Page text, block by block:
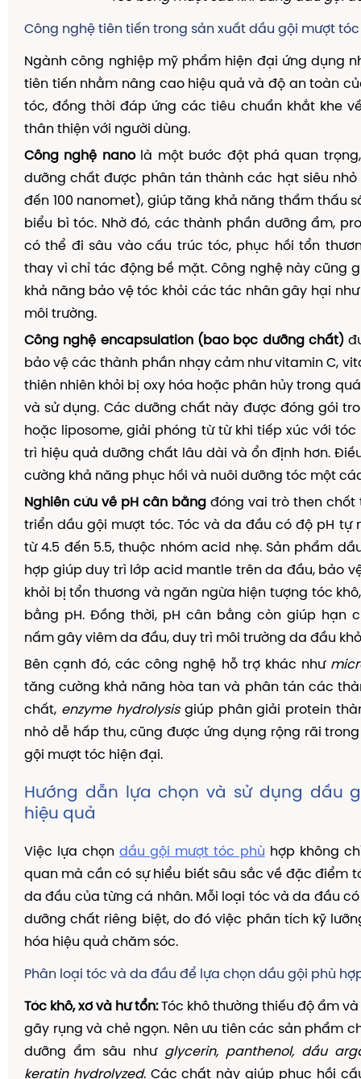
Công nghệ tiên tiến trong sản xuất dầu gội mượt tóc
Ngành công nghiệp mỹ phẩm hiện đại ứng dụng
tiên tiến nhằm nâng cao hiệu quả và độ an toàn
tóc, đồng thời đáp ứng các tiêu chuẩn khắt khe
thân thiện với người dùng.
Công nghệ nanolà một bước đột phá quan
dưỡng chất được phân tán thành các hạt siêu nhỏ
đến 100 nanomet), giúp tăng khả năng thẩm thấu
biểu bì tóc. Nhờ đó, các thành phần dưỡng ẩm,
có thể đi sâu vào cấu trúc tóc, phục hồi tổn
thay vì chỉ tác động bề mặt. Công nghệ này cũng
khả năng bảo vệ tóc khỏi các tác nhân gây hại như
môi trường.
Công nghệ encapsulation (bao bọc dưỡng chất)
bảo vệ các thành phần nhạy cảm như vitamin C,
thiên nhiên khỏi bị oxy hóa hoặc phân hủy trong
và sử dụng. Các dưỡng chất này được đóng gói
hoặc liposome, giải phóng từ từ khi tiếp xúc với
trì hiệu quả dưỡng chất lâu dài và ổn định hơn.
cường khả năng phục hồi và nuôi dưỡng tóc một
Nghiên cứu về pH cân bằng đóng vai trò then chốt
triển dầu gội mượt tóc. Tóc và da đầu có độ pH tự
từ 4.5 đến 5.5, thuộc nhóm acid nhẹ. Sản phẩm
hợp giúp duy trì lớp acid mantle trên da đầu, bảo
khỏi bị tổn thương và ngăn ngừa hiện tượng tóc
bằng pH. Đồng thời, pH cân bằng còn giúp hạn
nấm gây viêm da đầu, duy trì môi trường da đầu
Bên cạnh đó, các công nghệ hỗ trợ khác như
tăng cường khả năng hòa tan và phân tán các
chất, enzyme hydrolysisgiúp phân giải protein
nhỏ dễ hấp thu, cũng được ứng dụng rộng rãi
gội mượt tóc hiện đại.
Hướng dẫn lựa chọn và sử dụng dầu
hiệu quả
Việc lựa chọndầu gội mượt tóc phù hợp không
quan mà cần có sự hiểu biết sâu sắc về đặc điểm
da đầu của từng cá nhân. Mỗi loại tóc và da đầu
dưỡng chất riêng biệt, do đó việc phân tích kỹ
hóa hiệu quả chăm sóc.
Phân loại tóc và da đầu để lựa chọn dầu gội phù
Tóc khô, xơ và hư tổn:Tóc khô thường thiếu độ ẩm
gãy rụng và chẻ ngọn. Nên ưu tiên các sản phẩm
dưỡng ẩm sâu như glycerin, panthenol, dầu
keratin hydrolyzed. Các chất này giúp phục hồi